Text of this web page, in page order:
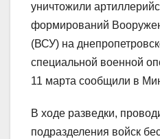
уничтожили
формирований
(ВСУ) на
специальной военной
11 марта сообщили в
В ходе разведки,
подразделения войск